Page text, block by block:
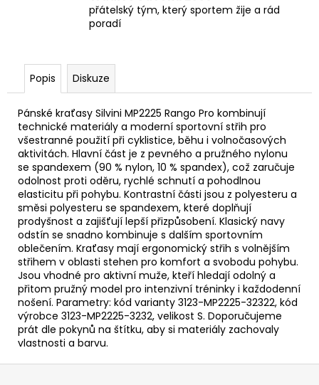
přátelský tým, který sportem žije a rád
poradí
Popis Diskuze
Pánské kraťasy Silvini MP2225 Rango Pro kombinují
technické materiály a moderní sportovní střih pro
všestranné použití při cyklistice, běhu i volnočasových
aktivitách. Hlavní část je z pevného a pružného nylonu
se spandexem (90 % nylon, 10 % spandex), což zaručuje
odolnost proti oděru, rychlé schnutí a pohodlnou
elasticitu při pohybu. Kontrastní části jsou z polyesteru a
směsi polyesteru se spandexem, které doplňují
prodyšnost a zajišťují lepší přizpůsobení. Klasický navy
odstín se snadno kombinuje s dalším sportovním
oblečením. Kraťasy mají ergonomický střih s volnějším
střihem v oblasti stehen pro komfort a svobodu pohybu.
Jsou vhodné pro aktivní muže, kteří hledají odolný a
přitom pružný model pro intenzivní tréninky i každodenní
nošení. Parametry: kód varianty 3123-MP2225-32322, kód
výrobce 3123-MP2225-3232, velikost S. Doporučujeme
prát dle pokynů na štítku, aby si materiály zachovaly
vlastnosti a barvu.
Z